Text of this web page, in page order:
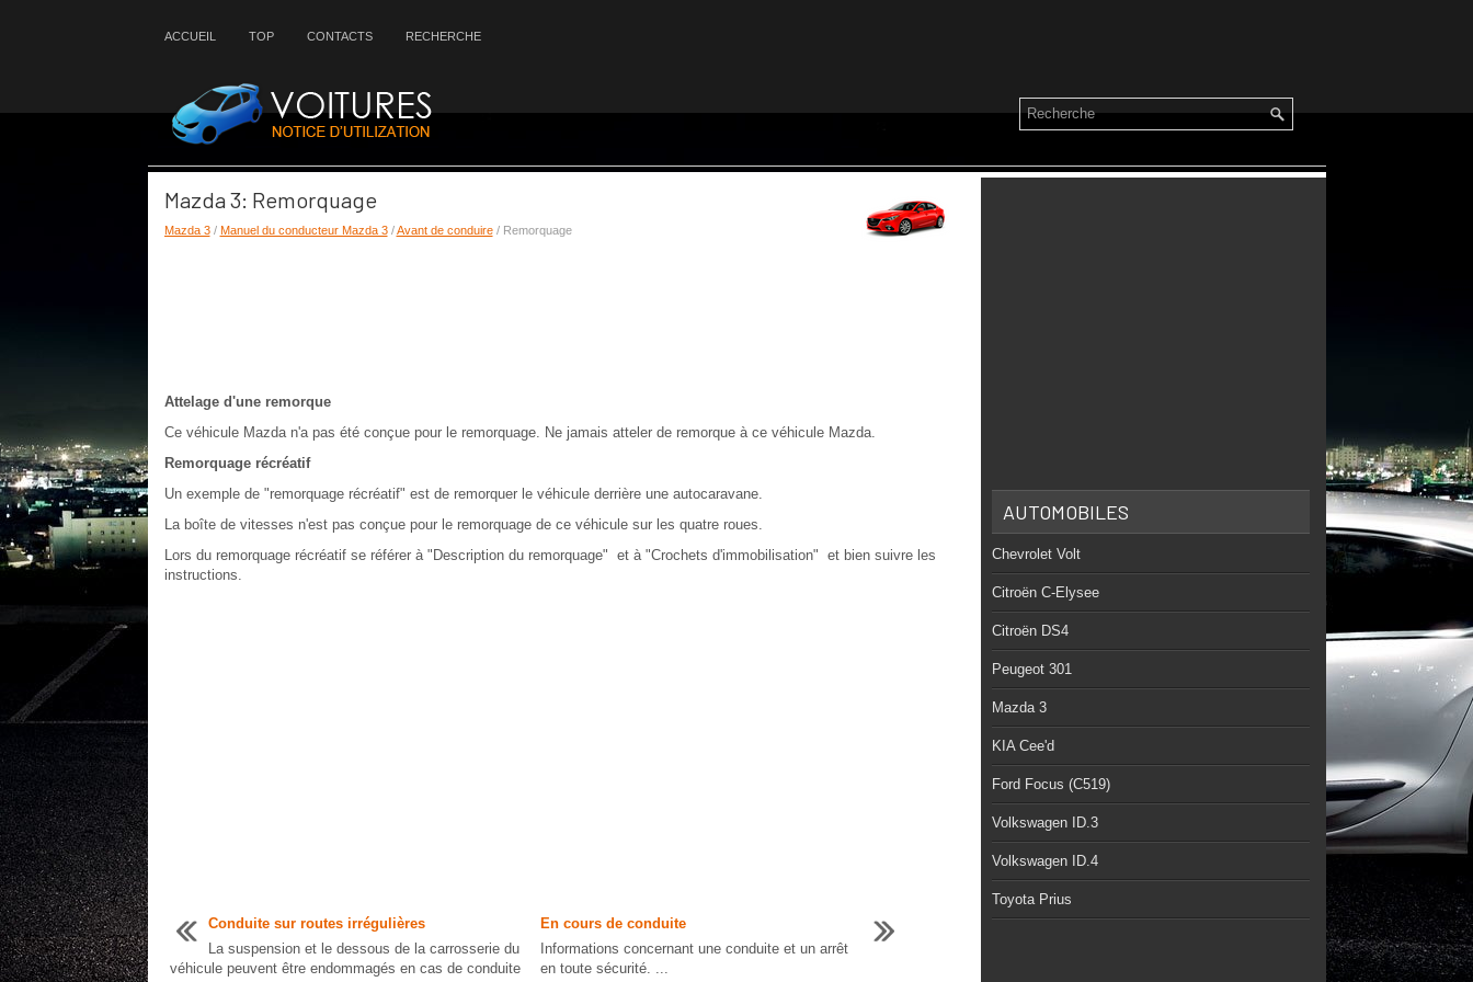
ACCUEIL TOP CONTACTS RECHERCHE
Mazda 3: Remorquage
Mazda 3/ Manuel du conducteur Mazda 3/Avant de conduire/ Remorquage
Attelage d'une remorque
Ce véhicule Mazda n'a pas été conçue pour le remorquage. Ne jamais atteler de remorque à ce véhicule Mazda.
Remorquage récréatif
Un exemple de "remorquage récréatif" est de remorquer le véhicule derrière une autocaravane.
La boîte de vitesses n'est pas conçue pour le remorquage de ce véhicule sur les quatre roues.
Lors du remorquage récréatif se référer à "Description du remorquage" et à "Crochets d'immobilisation" et bien suivre les
instructions.
Conduite sur routes irrégulières
La suspension et le dessous de la carrosserie du
véhicule peuvent être endommagés en cas de conduite
En cours de conduite
Informations concernant une conduite et un arrêt
en toute sécurité. ...
AUTOMOBILES
Chevrolet Volt
Citroën C-Elysee
Citroën DS4
Peugeot 301
Mazda 3
KIA Cee'd
Ford Focus (C519)
Volkswagen ID.3
Volkswagen ID.4
Toyota Prius